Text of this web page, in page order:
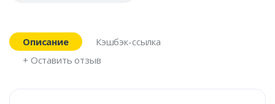
Описание
Кэшбэк-ссылка
+ Оставить отзыв